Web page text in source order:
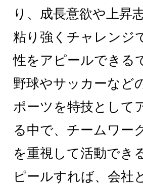
り、成長意欲や上昇
粘り強くチャレンジ
性をアピールできる
野球やサッカーなど
ポーツを特技として
る中で、チームワー
を重視して活動でき
ピールすれば、会社